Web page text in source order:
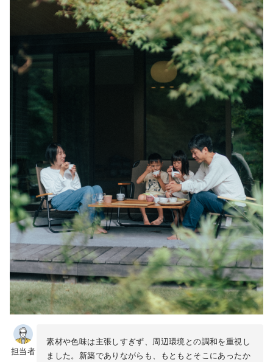
素材や色味は主張しすぎず、周辺環境との調和を重視し
ました。新築でありながらも、もともとそこにあったか
担当者